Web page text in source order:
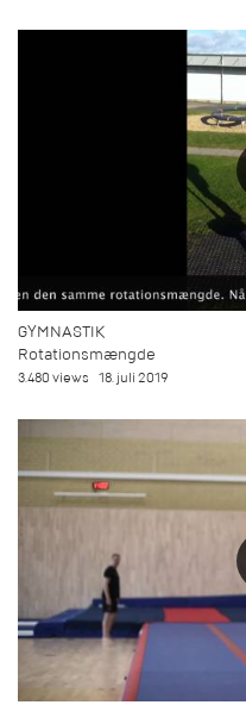
GYMNASTIK
Rotationsmængde
3.480 views 18. juli 2019